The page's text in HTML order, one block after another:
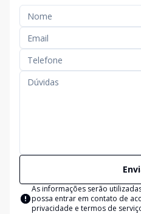
As informações serão
possa entrar em contato de
privacidade e termos de